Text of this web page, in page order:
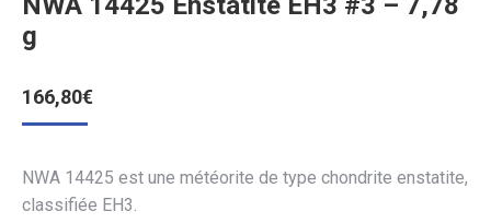
g
166,80€
NWA 14425 est une météorite de type chondrite enstatite,
classifiée EH3.